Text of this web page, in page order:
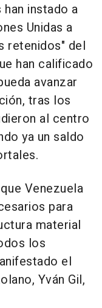
instado a
Unidas a
retenidos" del
han calificado
avanzar
tras los
al centro
ya un saldo
Venezuela
para
material
los
el
Yván Gil,